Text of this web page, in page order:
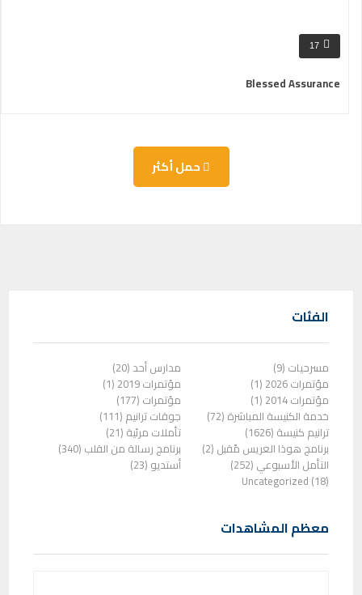
17
Blessed Assurance
حمل أكثر
الفئات
مسرحيات (9)
مدارس أحد (20)
مؤتمرات 2026 (1)
مؤتمرات 2019 (1)
مؤتمرات 2014 (1)
مؤتمرات (177)
خدمة الكنيسة المباشرة (72)
جوقات ترانيم (111)
ترانيم كنيسة (1626)
تأملات مرئية (21)
برنامج هوذا العريس مًقبل (2)
برنامج رسالة من القلب (340)
التأمل الأسبوعي (252)
أستديو (23)
Uncategorized (18)
معظم المشاهدات